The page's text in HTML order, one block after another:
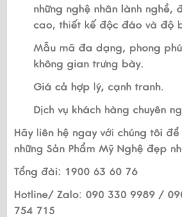
những nghệ nhân lành nghề,
cao, thiết kế độc đáo và độ
Mẫu mã đa dạng, phong
không gian trưng bày.
Giá cả hợp lý, cạnh tranh.
Dịch vụ khách hàng chuyên
Hãy liên hệ ngay với chúng tôi
những Sản Phẩm Mỹ Nghệ đẹp
Tổng đài: 1900 63 60 76
Hotline/ Zalo: 090 330 9989 /
754 715